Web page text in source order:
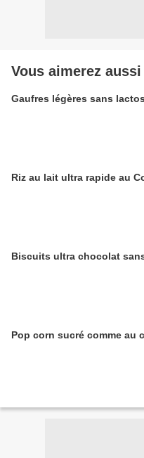
Vous aimerez aussi
Gaufres légères sans
Riz au lait ultra rapide au
Biscuits ultra chocolat
Pop corn sucré comme au